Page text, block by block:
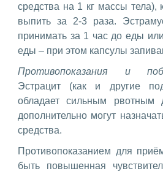
средства на 1 кг массы тела),
выпить за 2-3 раза.
принимать за 1 час до еды
еды – при этом капсулы
Противопоказания и
Эстрацит (как и другие
обладает сильным рвотным
дополнительно могут
средства.
Противопоказанием для
быть повышенная